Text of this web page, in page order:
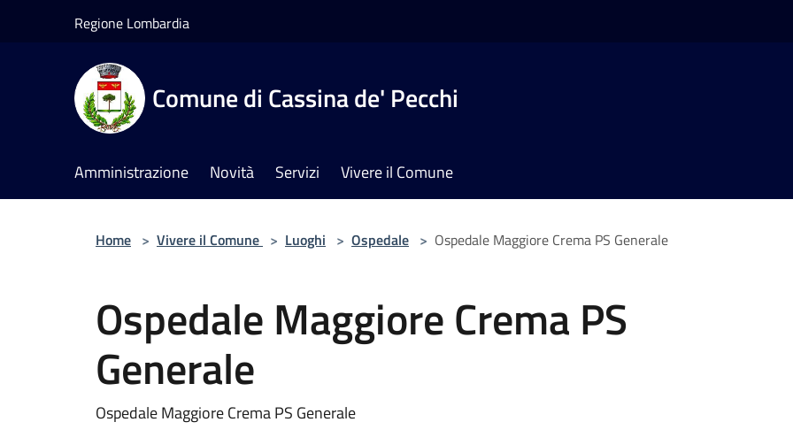
Regione Lombardia
Comune di Cassina de' Pecchi
Amministrazione Novità Servizi Vivere il Comune
Home > Vivere il Comune > Luoghi > Ospedale > Ospedale Maggiore Crema PS Generale
Ospedale Maggiore Crema PS
Generale
Ospedale Maggiore Crema PS Generale